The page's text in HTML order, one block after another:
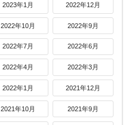
2023年1月 2022年12月
2022年10月 2022年9月
2022年7月 2022年6月
2022年4月 2022年3月
2022年1月 2021年12月
2021年10月 2021年9月